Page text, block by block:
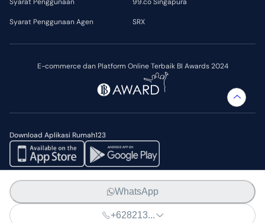
+628213...
WhatsApp
E-commerce dan Platform Online Terbaik BI Awards 2024
Download Aplikasi Rumah123
Syarat Penggunaan Agen SRX
© 99.co 2014 — 2026
Rumah123 (PT Web Marketing Indonesia) merupakan bagian dari 99
Group.